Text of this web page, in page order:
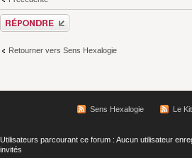
Répondre
Retourner vers Sens Hexalogie
Sens Hexalogie Le
Utilisateurs parcourant ce forum : Aucun utilisateur
invités